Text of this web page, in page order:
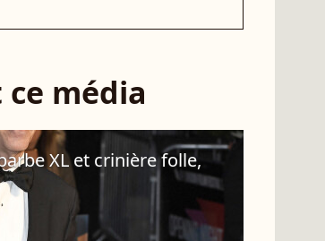
média
XL et crinière folle,